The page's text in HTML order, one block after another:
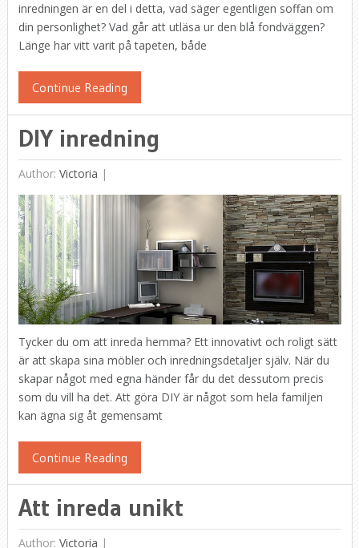
inredningen är en del i detta, vad säger egentligen soffan om
din personlighet? Vad går att utläsa ur den blå fondväggen?
Länge har vitt varit på tapeten, både
Continue Reading
DIY inredning
Author: Victoria |
Tycker du om att inreda hemma? Ett innovativt och roligt sätt
är att skapa sina möbler och inredningsdetaljer själv. När du
skapar något med egna händer får du det dessutom precis
som du vill ha det. Att göra DIY är något som hela familjen
kan ägna sig åt gemensamt
Continue Reading
Att inreda unikt
Author: Victoria |